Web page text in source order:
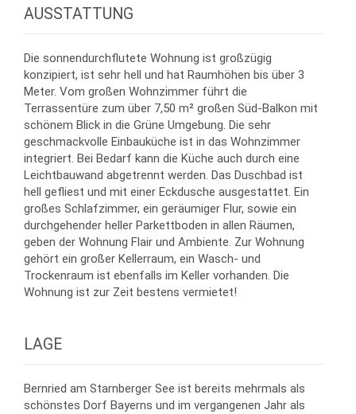
AUSSTATTUNG
Die sonnendurchflutete Wohnung ist großzügig
konzipiert, ist sehr hell und hat Raumhöhen bis über 3
Meter. Vom großen Wohnzimmer führt die
Terrassentüre zum über 7,50 m² großen Süd-Balkon mit
schönem Blick in die Grüne Umgebung. Die sehr
geschmackvolle Einbauküche ist in das Wohnzimmer
integriert. Bei Bedarf kann die Küche auch durch eine
Leichtbauwand abgetrennt werden. Das Duschbad ist
hell gefliest und mit einer Eckdusche ausgestattet. Ein
großes Schlafzimmer, ein geräumiger Flur, sowie ein
durchgehender heller Parkettboden in allen Räumen,
geben der Wohnung Flair und Ambiente. Zur Wohnung
gehört ein großer Kellerraum, ein Wasch- und
Trockenraum ist ebenfalls im Keller vorhanden. Die
Wohnung ist zur Zeit bestens vermietet!
LAGE
Bernried am Starnberger See ist bereits mehrmals als
schönstes Dorf Bayerns und im vergangenen Jahr als